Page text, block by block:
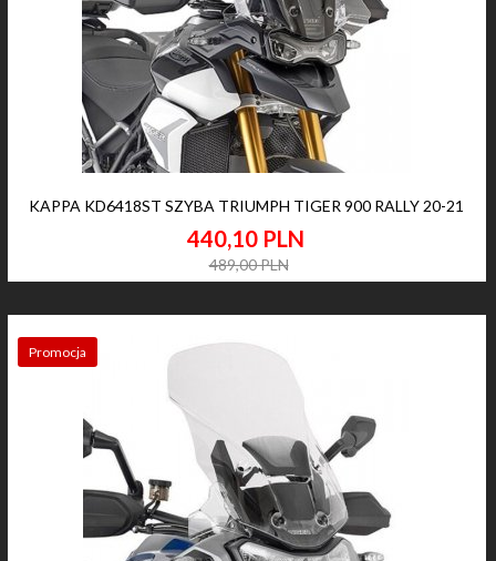
KAPPA KD6418ST SZYBA TRIUMPH TIGER 900 RALLY 20-21
440,10 PLN
489,00 PLN
Promocja